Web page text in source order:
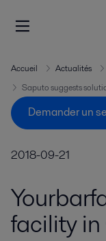
Accueil Actualités
Saputo suggests
Demander un
2018-09-21
facility